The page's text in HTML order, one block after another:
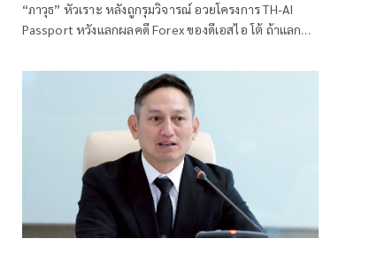
“ภาวุธ” หัวเราะ หลังถูกรุมวิจารณ์ อวยโครงการ TH-AI
Passport หวังแลกผลคดี Forex ของดีเอสไอ โต้ ถ้าแลกผล
ภารกิจงานประชุมคณะอนุฯหลายชุด เผยยังมีเพื่อน
สส.รายอื่นของพรรคประชาชน รับผิดชอบโดยตรงอยู่แล้ว